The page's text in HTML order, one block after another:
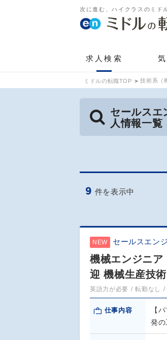
次に進む、ハイクラスのミド
求人検索
ミドルの転職TOP 技術系（
セールスエ
人情報一覧
9 件を表示中
NEW セールスエン
機械エンジニア
迎 機械生産技術
英語力が必要 転勤なし
仕事内容
【
発